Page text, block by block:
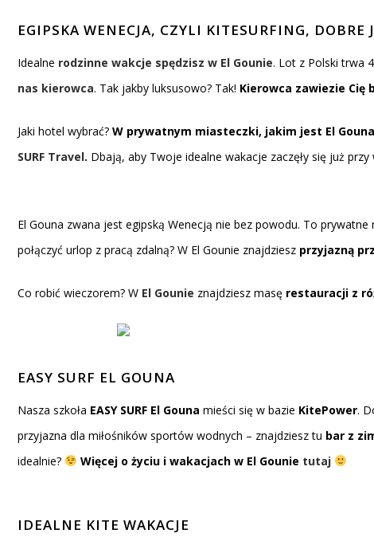
EGIPSKA WENECJA, CZYLI KITESURFING,
Idealne rodzinne wakcje spędzisz w El Gounie. Lot z Polski trwa
nas kierowca. Tak jakby luksusowo? Tak! Kierowca zawiezie Cię
Jaki hotel wybrać? W prywatnym miasteczki, jakim jest El Gouna
SURF Travel. Dbają, aby Twoje idealne wakacje zaczęły się już
El Gouna zwana jest egipską Wenecją nie bez powodu. To prywatne
połączyć urlop z pracą zdalną? W El Gounie znajdziesz przyjazną
Co robić wieczorem? W El Gounie znajdziesz masę restauracji z
EASY SURF EL GOUNA
Nasza szkoła EASY SURF El Gouna mieści się w bazie KitePower.
przyjazna dla miłośników sportów wodnych – znajdziesz tu bar z
idealnie?
Więcej o życiu i wakacjach w El Gounie tutaj
IDEALNE KITE WAKACJE